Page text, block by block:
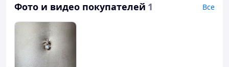
Фото и видео покупателей 1 Все